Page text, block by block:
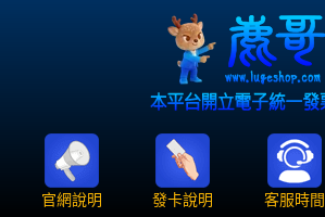
官網說明 發卡說明 客服時間